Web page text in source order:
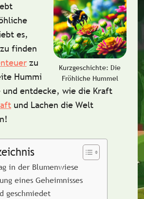
Kurzgeschichte: Die
Fröhliche Hummel
es,
finden
zu
Hummi
und entdecke, wie die Kraft
und Lachen die Welt
in der Blumenwiese
eines Geheimnisses
geschmiedet